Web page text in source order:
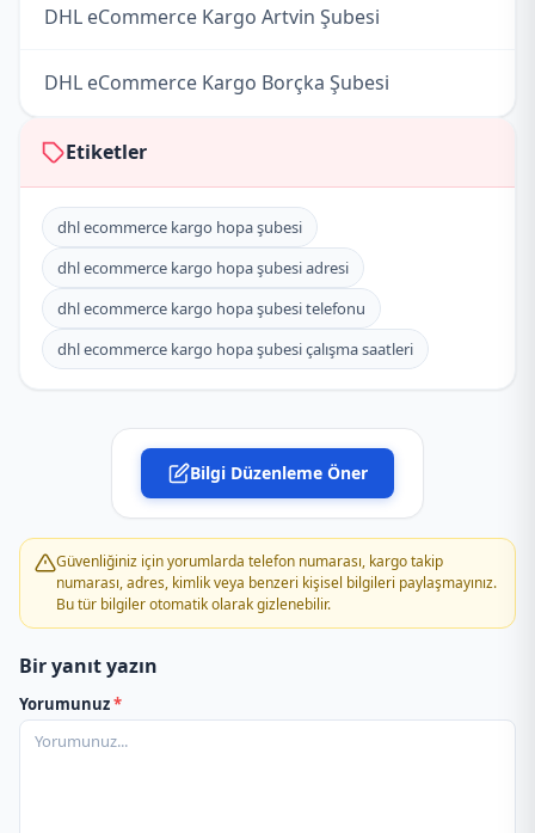
DHL eCommerce Kargo Artvin Şubesi
DHL eCommerce Kargo Borçka Şubesi
Etiketler
dhl ecommerce kargo hopa şubesi
dhl ecommerce kargo hopa şubesi adresi
dhl ecommerce kargo hopa şubesi telefonu
dhl ecommerce kargo hopa şubesi çalışma saatleri
Bilgi Düzenleme Öner
Güvenliğiniz için yorumlarda telefon numarası, kargo takip
numarası, adres, kimlik veya benzeri kişisel bilgileri paylaşmayınız.
Bu tür bilgiler otomatik olarak gizlenebilir.
Bir yanıt yazın
Yorumunuz*